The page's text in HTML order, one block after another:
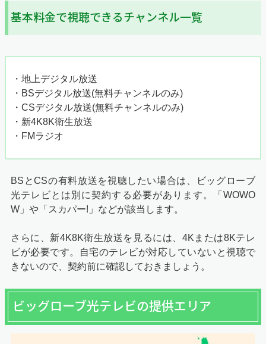
基本料金で視聴できるチャンネル一覧
・地上デジタル放送
・BSデジタル放送(無料チャンネルのみ)
・CSデジタル放送(無料チャンネルのみ)
・新4K8K衛生放送
・FMラジオ
BSとCSの有料放送を視聴したい場合は、ビッグローブ
光テレビとは別に契約する必要があります。「WOWO
W」や「スカパー!」などが該当します。
さらに、新4K8K衛生放送を見るには、4Kまたは8Kテレ
ビが必要です。自宅のテレビが対応していないと視聴で
きないので、契約前に確認しておきましょう。
ビッグローブ光テレビの提供エリア